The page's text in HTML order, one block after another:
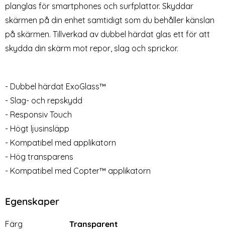
Fodral / Skal Svart
Midnight Black
Art. nr 207340
rea pris
249 kr
Tillgänglighet:
Lagervara
12 Pro Max 2in1 Magnet Fodral / Skal Midnight
planglas för smartphones och surfplattor. Skyddar
skärmen på din enhet samtidigt som du behåller känslan
på skärmen. Tillverkad av dubbel härdat glas ett för att
skydda din skärm mot repor, slag och sprickor.
- Dubbel härdat ExoGlass™
- Slag- och repskydd
- Responsiv Touch
- Högt ljusinsläpp
- Kompatibel med applikatorn
- Hög transparens
- Kompatibel med Copter™ applikatorn
Egenskaper
Egenskaper/attribut för denna produkt
Attribut
Färg
Transparent